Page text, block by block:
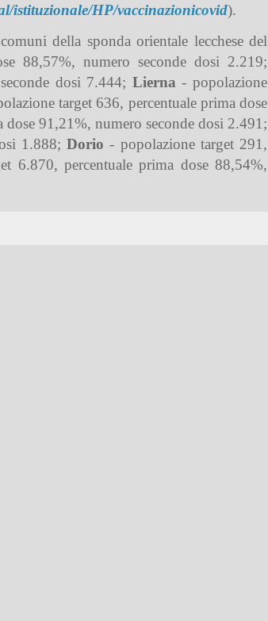
istituzionale/HP/vaccinazionicovid).
della sponda orientale lecchese del
88,57%, numero seconde dosi 2.219;
dosi 7.444; Lierna - popolazione
target 636, percentuale prima dose
91,21%, numero seconde dosi 2.491;
1.888;Dorio - popolazione target 291,
6.870, percentuale prima dose 88,54%,